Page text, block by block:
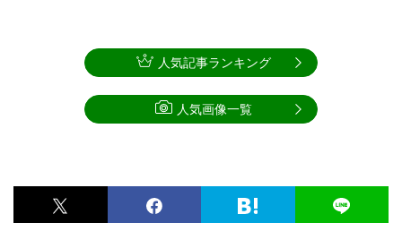
人気記事ランキング
人気画像一覧